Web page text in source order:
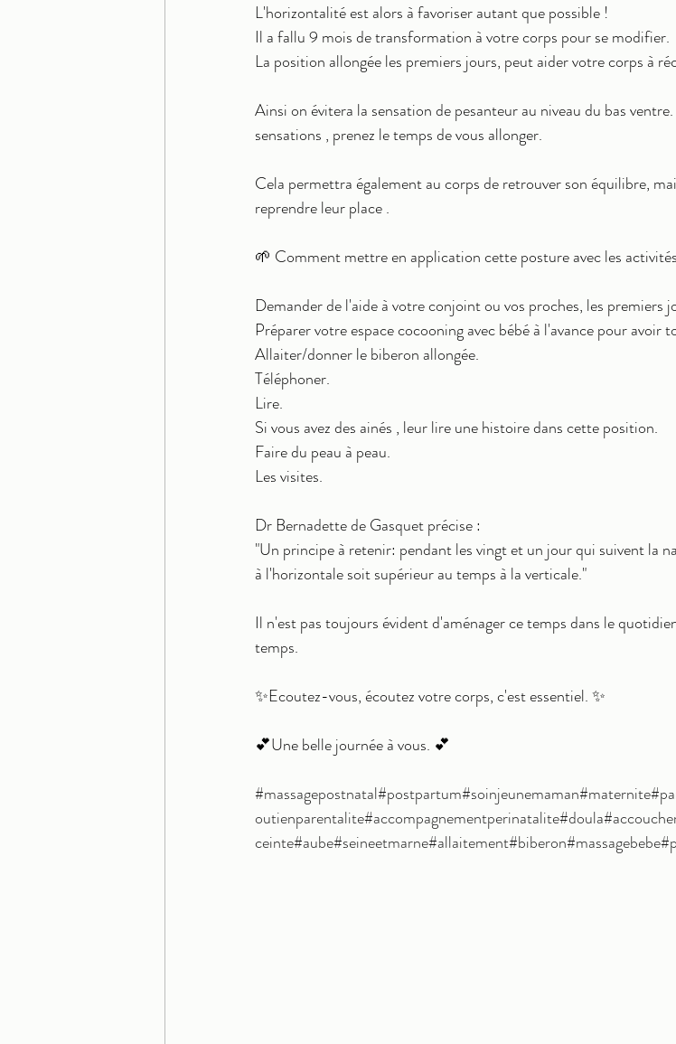
L'horizontalité est alors à favoriser autant que possible !
Il a fallu 9 mois de transformation à votre corps pour se modifier.
La position allongée les premiers jours, peut aider votre corps à
Ainsi on évitera la sensation de pesanteur au niveau du bas
sensations , prenez le temps de vous allonger.
Cela permettra également au corps de retrouver son équilibre,
reprendre leur place .
🌱 Comment mettre en application cette posture avec les
Demander de l'aide à votre conjoint ou vos proches, les premiers
Préparer votre espace cocooning avec bébé à l'avance pour avoir
Allaiter/donner le biberon allongée.
Téléphoner.
Lire.
Si vous avez des ainés , leur lire une histoire dans cette position.
Faire du peau à peau.
Les visites.
Dr Bernadette de Gasquet précise :
"Un principe à retenir: pendant les vingt et un jour qui suivent la
à l'horizontale soit supérieur au temps à la verticale."
Il n'est pas toujours évident d'aménager ce temps dans le
temps.
✨Ecoutez-vous, écoutez votre corps, c'est essentiel. ✨
💕Une belle journée à vous. 💕
#massagepostnatal#postpartum#soinjeunemaman#maternite
outienparentalite#accompagnementperinatalite#doula
ceinte#aube#seineetmarne#allaitement#biberon#massagebebe